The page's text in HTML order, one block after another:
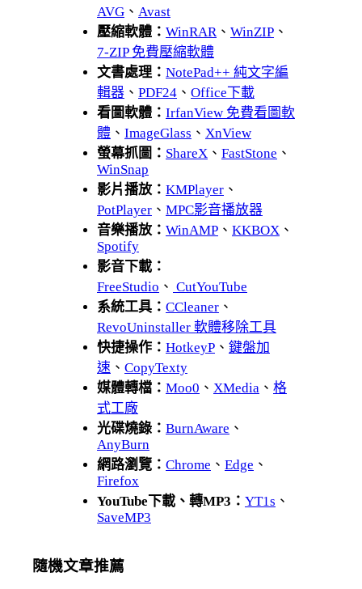
AVG 、 Avast
壓縮軟體： WinRAR、 WinZIP 、
7-ZIP 免費壓縮軟體
文書處理： NotePad++ 純文字編
輯器 、 PDF24 、 Office下載
看圖軟體： IrfanView 免費看圖軟
體 、 ImageGlass 、 XnView
螢幕抓圖： ShareX 、 FastStone 、
WinSnap
影片播放： KMPlayer 、
PotPlayer 、 MPC影音播放器
音樂播放： WinAMP 、 KKBOX 、
Spotify
影音下載：
FreeStudio 、 CutYouTube
系統工具： CCleaner 、
RevoUninstaller 軟體移除工具
快捷操作： HotkeyP 、 鍵盤加
速 、 CopyTexty
媒體轉檔： Moo0 、 XMedia 、 格
式工廠
光碟燒錄： BurnAware 、
AnyBurn
網路瀏覽： Chrome 、 Edge 、
Firefox
YouTube下載、轉MP3： YT1s 、
SaveMP3
隨機文章推薦